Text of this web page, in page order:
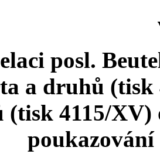
posl.
a druhů
(tisk 4115/XV)